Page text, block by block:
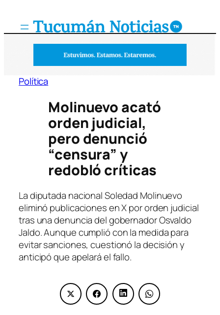
Política
Molinuevo acató
orden judicial,
pero denunció
“censura” y
redobló críticas
La diputada nacional Soledad Molinuevo
eliminó publicaciones en X por orden judicial
tras una denuncia del gobernador Osvaldo
Jaldo. Aunque cumplió con la medida para
evitar sanciones, cuestionó la decisión y
anticipó que apelará el fallo.